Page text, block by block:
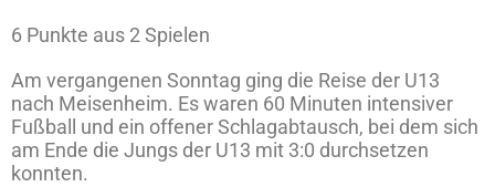
6 Punkte aus 2 Spielen
Am vergangenen Sonntag ging die Reise der U13
nach Meisenheim. Es waren 60 Minuten intensiver
Fußball und ein offener Schlagabtausch, bei dem sich
am Ende die Jungs der U13 mit 3:0 durchsetzen
konnten.